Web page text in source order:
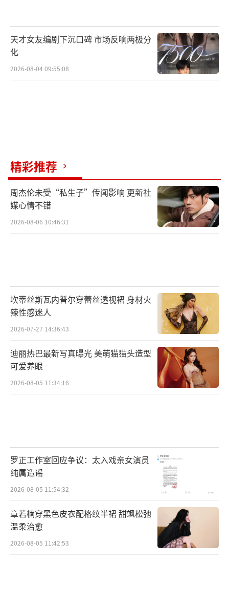
的意义不止于和声整齐，更在于心灵同频。舞
台会有遗憾，磨合会有不足，但少年人最珍贵
的，正是敢于直面不完美、逆风再出发的勇
气。这份在真心里生长的团魂，比任何技巧都
《长子》的初次落败，到《堕》的热血对抗，
燃青团用最真实的狼狈与最滚烫的团魂，把每
一次“不完美”都唱成了成长的注脚。继续锁
定爱奇艺每周五12:00《超燃青春的合唱》，看
天才女友编剧下沉口碑 市场反响两极分
化
2026-08-04 09:55:08
精彩推荐
周杰伦未受“私生子”传闻影响 更新社
媒心情不错
2026-08-06 10:46:31
坎蒂丝斯瓦内普尔穿蕾丝透视裙 身材火
辣性感迷人
2026-07-27 14:36:43
迪丽热巴最新写真曝光 美萌猫猫头造型
可爱养眼
2026-08-05 11:34:16
罗正工作室回应争议：太入戏亲女演员
纯属造谣
2026-08-05 11:54:32
章若楠穿黑色皮衣配格纹半裙 甜飒松弛
温柔治愈
2026-08-05 11:42:53